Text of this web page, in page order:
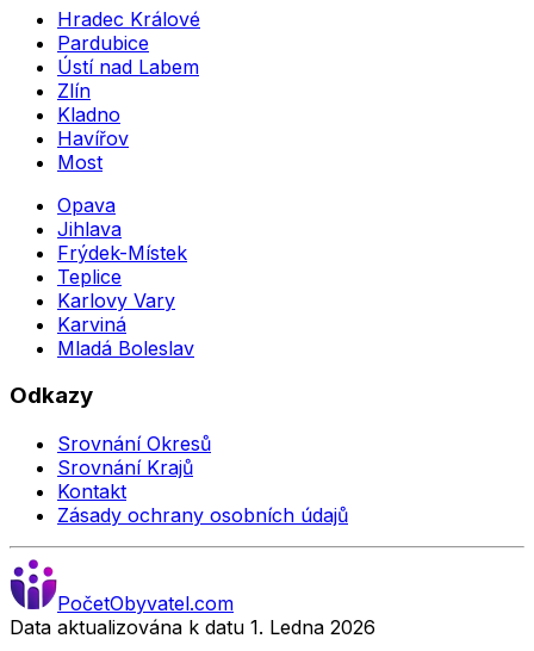
Hradec Králové
Pardubice
Ústí nad Labem
Zlín
Kladno
Havířov
Most
Opava
Jihlava
Frýdek-Místek
Teplice
Karlovy Vary
Karviná
Mladá Boleslav
Odkazy
Srovnání Okresů
Srovnání Krajů
Kontakt
Zásady ochrany osobních údajů
PočetObyvatel.com
Data aktualizována k datu 1. Ledna 2026